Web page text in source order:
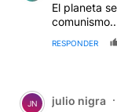
El planeta
RESPONDER
Comentario de
JN julio nigra